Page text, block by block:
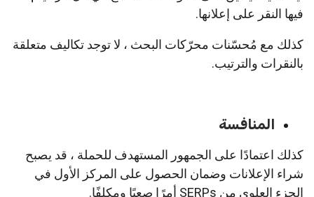
فيها النقر على إعلانها.
كذلك مع مُحسّنات محرّكات البحث ، لا توجد تكاليف متعلقة
بالنقرات والترتيب.
المنافسة
كذلك اعتمادًا على الجمهور المستهدف للحملة ، قد يصبح
شراء الإعلانات وضمان الحصول على المركز الأول في
الجزء العلوي من SERPs أمرًا صعبًا ومكلفًا.